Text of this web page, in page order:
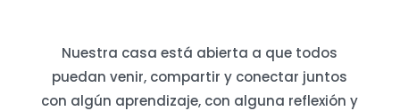
Nuestra casa está abierta a que todos
puedan venir, compartir y conectar juntos
con algún aprendizaje, con alguna reflexión y